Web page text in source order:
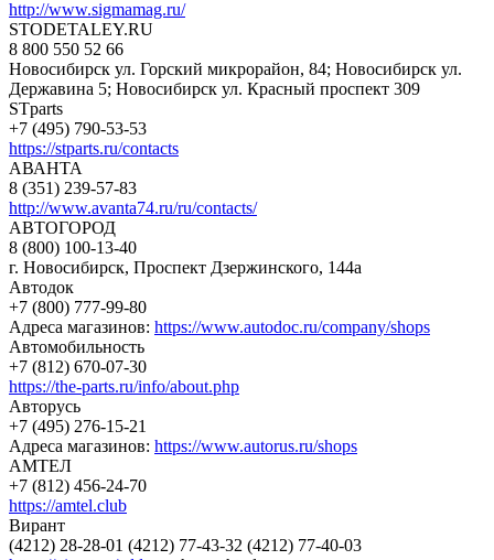
http://www.sigmamag.ru/
STODETALEY.RU
8 800 550 52 66
Новосибирск ул. Горский микрорайон, 84; Новосибирск ул.
Державина 5; Новосибирск ул. Красный проспект 309
STparts
+7 (495) 790-53-53
https://stparts.ru/contacts
АВАНТА
8 (351) 239-57-83
http://www.avanta74.ru/ru/contacts/
АВТОГОРОД
8 (800) 100-13-40
г. Новосибирск, Проспект Дзержинского, 144а
Автодок
+7 (800) 777-99-80
Адреса магазинов: https://www.autodoc.ru/company/shops
Автомобильность
+7 (812) 670-07-30
https://the-parts.ru/info/about.php
Авторусь
+7 (495) 276-15-21
Адреса магазинов: https://www.autorus.ru/shops
АМТЕЛ
+7 (812) 456-24-70
https://amtel.club
Вирант
(4212) 28-28-01 (4212) 77-43-32 (4212) 77-40-03